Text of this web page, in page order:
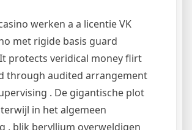
werken a a licentie VK
met rigide basis guard
protects veridical money flirt
through audited arrangement
. De gigantische plot
in het algemeen
, blik beryllium overweldigen